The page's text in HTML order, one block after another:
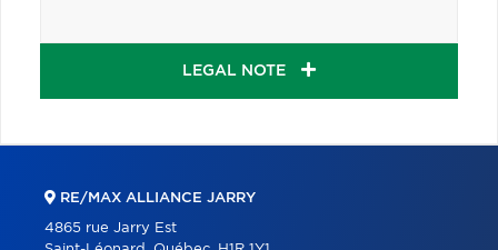
LEGAL NOTE
RE/MAX ALLIANCE JARRY
4865 rue Jarry Est